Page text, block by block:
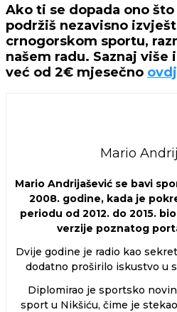
Ako ti se dopada ono
podržiš nezavisno
crnogorskom sportu,
našem radu. Saznaj više
već od 2€ mjesečno
Mario
Mario Andrijašević se bavi
2008. godine, kada je
periodu od 2012. do 2015.
verzije poznatog
Dvije godine je radio kao
dodatno proširilo iskustvo u
Diplomirao je sportsko
sport u Nikšiću, čime je